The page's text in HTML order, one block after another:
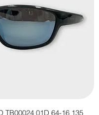
TB00024 01D 64-16 135